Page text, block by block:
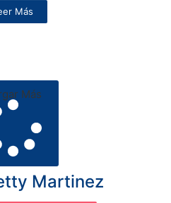
Más
Más
Martinez